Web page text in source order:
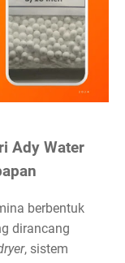
Ady Water
berbentuk
dirancang
, sistem